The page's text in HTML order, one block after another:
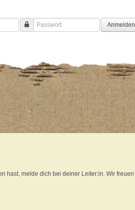
Passwort
Anmelden
hast, melde dich bei deiner Leiter:in. Wir freuen